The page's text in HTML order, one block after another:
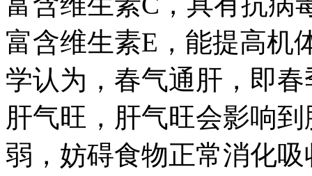
富含维生素E，能提高机
学认为，春气通肝，即
肝气旺，肝气旺会影响
弱，妨碍食物正常消化